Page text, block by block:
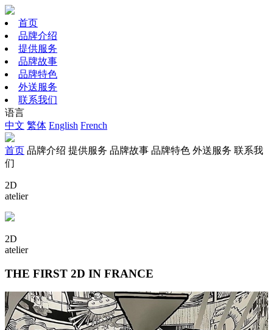
首页
品牌介绍
提供服务
品牌故事
品牌特色
外送服务
联系我们
语言
中文 繁体 English French
首页 品牌介绍 提供服务 品牌故事 品牌特色 外送服务 联系我
们
2D
atelier
2D
atelier
THE FIRST 2D IN FRANCE